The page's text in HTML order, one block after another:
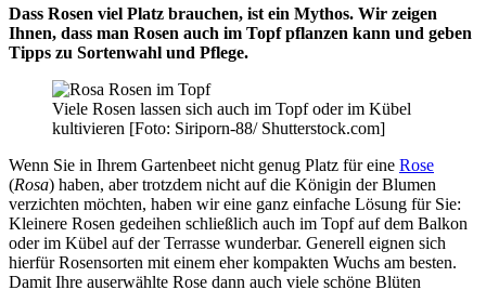
Dass Rosen viel Platz brauchen, ist ein Mythos. Wir zeigen
Ihnen, dass man Rosen auch im Topf pflanzen kann und geben
Tipps zu Sortenwahl und Pflege.
Viele Rosen lassen sich auch im Topf oder im Kübel
kultivieren [Foto: Siriporn-88/ Shutterstock.com]
Wenn Sie in Ihrem Gartenbeet nicht genug Platz für eine Rose
(Rosa) haben, aber trotzdem nicht auf die Königin der Blumen
verzichten möchten, haben wir eine ganz einfache Lösung für Sie:
Kleinere Rosen gedeihen schließlich auch im Topf auf dem Balkon
oder im Kübel auf der Terrasse wunderbar. Generell eignen sich
hierfür Rosensorten mit einem eher kompakten Wuchs am besten.
Damit Ihre auserwählte Rose dann auch viele schöne Blüten